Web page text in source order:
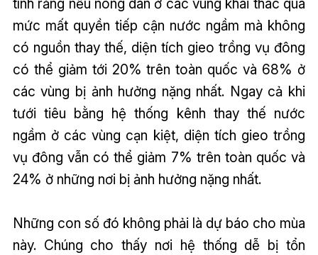
tính rằng nếu nông dân ở các vùng khai thác quá
mức mất quyền tiếp cận nước ngầm mà không
có nguồn thay thế, diện tích gieo trồng vụ đông
có thể giảm tới 20% trên toàn quốc và 68% ở
các vùng bị ảnh hưởng nặng nhất. Ngay cả khi
tưới tiêu bằng hệ thống kênh thay thế nước
ngầm ở các vùng cạn kiệt, diện tích gieo trồng
vụ đông vẫn có thể giảm 7% trên toàn quốc và
24% ở những nơi bị ảnh hưởng nặng nhất.
Những con số đó không phải là dự báo cho mùa
này. Chúng cho thấy nơi hệ thống dễ bị tổn